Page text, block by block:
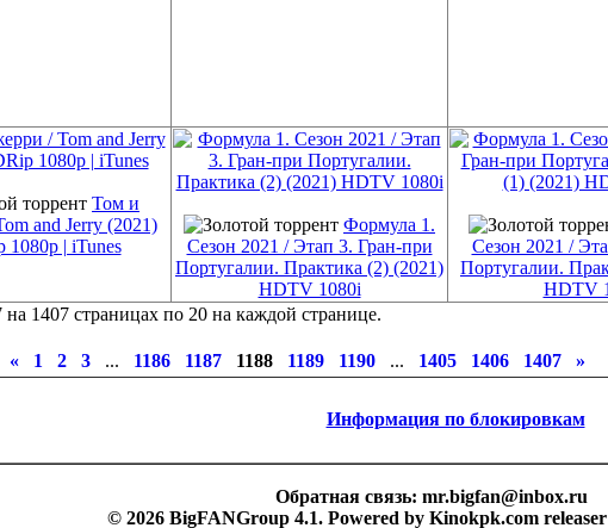
Том и
and Jerry (2021)
1080p | iTunes
Формула 1.
Сезон 2021 / Этап 3. Гран-при
Португалии. Практика (2) (2021)
HDTV 1080i
Сезон 2021 /
Португалии.
HDTV
на 1407 страницах по 20 на каждой странице.
« 1 2 3 ... 1186 1187 1188 1189 1190 ... 1405 1406 1407 »
Информация по блокировкам
Обратная связь: mr.bigfan@inbox.ru
© 2026 BigFANGroup 4.1. Powered by Kinokpk.com